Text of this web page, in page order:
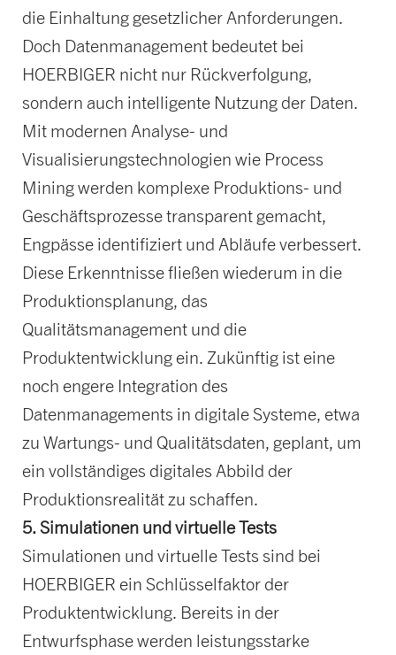
die Einhaltung gesetzlicher Anforderungen.
Doch Datenmanagement bedeutet bei
HOERBIGER nicht nur Rückverfolgung,
sondern auch intelligente Nutzung der Daten.
Mit modernen Analyse- und
Visualisierungstechnologien wie Process
Mining werden komplexe Produktions- und
Geschäftsprozesse transparent gemacht,
Engpässe identifiziert und Abläufe verbessert.
Diese Erkenntnisse fließen wiederum in die
Produktionsplanung, das
Qualitätsmanagement und die
Produktentwicklung ein. Zukünftig ist eine
noch engere Integration des
Datenmanagements in digitale Systeme, etwa
zu Wartungs- und Qualitätsdaten, geplant, um
ein vollständiges digitales Abbild der
Produktionsrealität zu schaffen.
5. Simulationen und virtuelle Tests
Simulationen und virtuelle Tests sind bei
HOERBIGER ein Schlüsselfaktor der
Produktentwicklung. Bereits in der
Entwurfsphase werden leistungsstarke